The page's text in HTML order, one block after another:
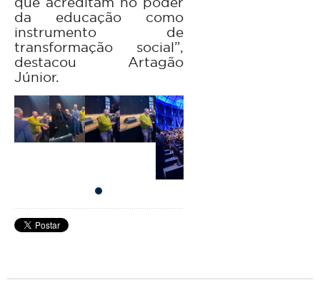
da educação como
instrumento de
transformação social”,
destacou Artagão
Júnior.